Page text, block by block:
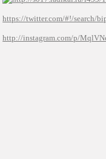
https://twitter.com/#!/search/
http://instagram.com/p/